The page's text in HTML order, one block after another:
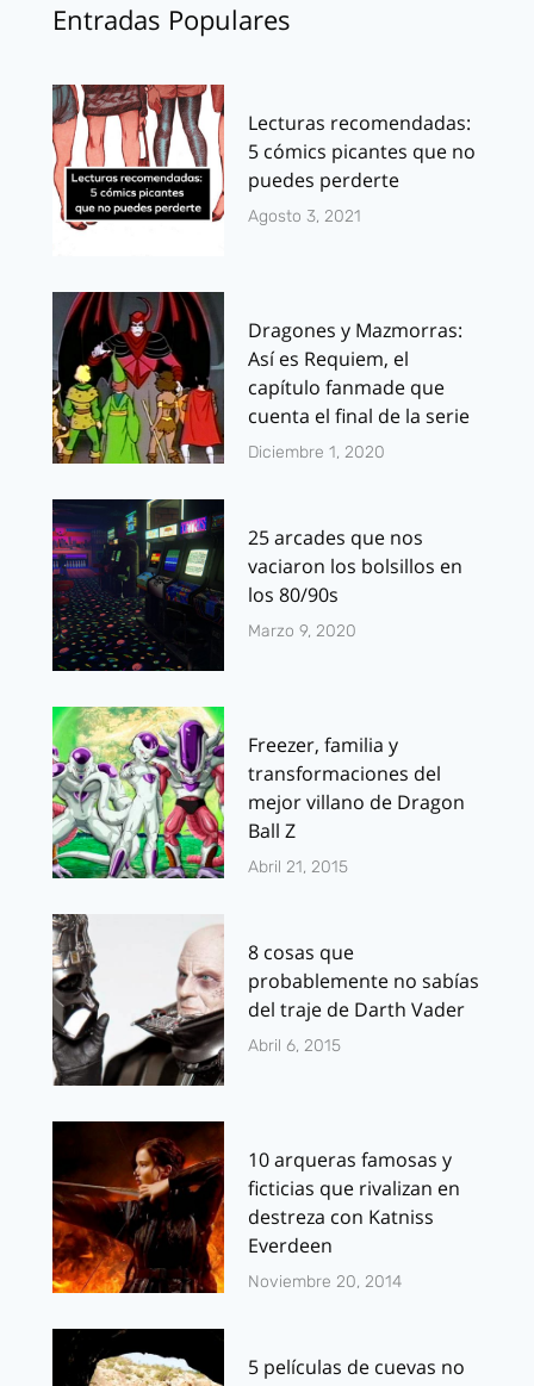
Entradas Populares
Lecturas recomendadas:
5 cómics picantes que no
puedes perderte
Agosto 3, 2021
Dragones y Mazmorras:
Así es Requiem, el
capítulo fanmade que
cuenta el final de la serie
Diciembre 1, 2020
25 arcades que nos
vaciaron los bolsillos en
los 80/90s
Marzo 9, 2020
Freezer, familia y
transformaciones del
mejor villano de Dragon
Ball Z
Abril 21, 2015
8 cosas que
probablemente no sabías
del traje de Darth Vader
Abril 6, 2015
10 arqueras famosas y
ficticias que rivalizan en
destreza con Katniss
Everdeen
Noviembre 20, 2014
5 películas de cuevas no